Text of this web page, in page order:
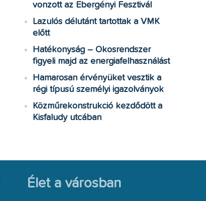
vonzott az Ebergényi Fesztivál
Lazulós délutánt tartottak a VMK
előtt
Hatékonyság – Okosrendszer
figyeli majd az energiafelhasználást
Hamarosan érvényüket vesztik a
régi típusú személyi igazolványok
Közműrekonstrukció kezdődött a
Kisfaludy utcában
Élet a városban